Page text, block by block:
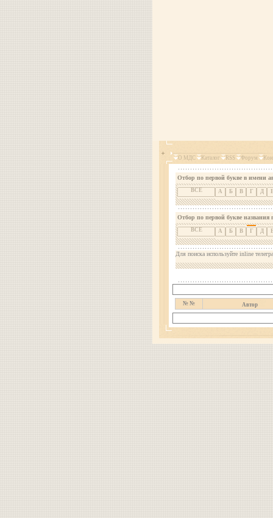
О МДС Каталог RSS Форум
Отбор по первой букве в имени
ВСЕ А Б В Г Д
Отбор по первой букве названия
ВСЕ А Б В Г Д
Для поиска используйте inline
№ № Автор